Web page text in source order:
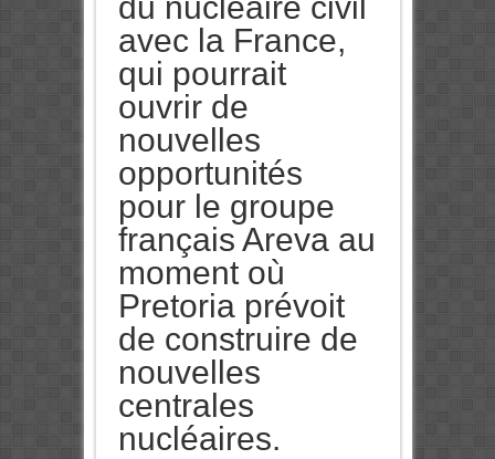
du nucléaire civil
avec la France,
qui pourrait
ouvrir de
nouvelles
opportunités
pour le groupe
français Areva au
moment où
Pretoria prévoit
de construire de
nouvelles
centrales
nucléaires.